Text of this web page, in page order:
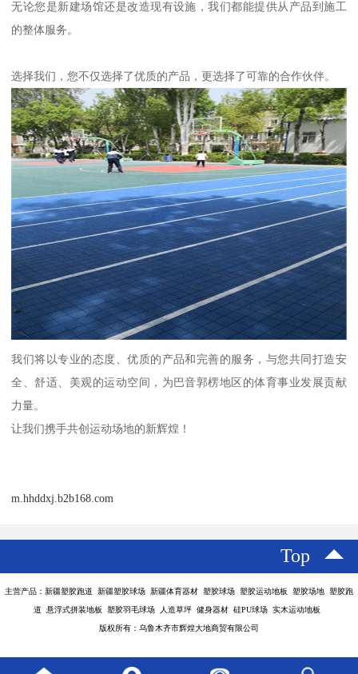
无论您是新建场馆还是改造现有设施，我们都能提供从产品到施工
的整体服务。
选择我们，您不仅选择了优质的产品，更选择了可靠的合作伙伴。
我们将以专业的态度、优质的产品和完善的服务，与您共同打造安
全、舒适、美观的运动空间，为巴音郭楞地区的体育事业发展贡献
力量。
让我们携手共创运动场地的新辉煌！
m.hhddxj.b2b168.com
Top
主营产品：新疆塑胶跑道 新疆塑胶球场 新疆体育器材 塑胶球场 塑胶运动地板 塑胶场地 塑胶跑
道 悬浮式拼装地板 塑胶羽毛球场 人造草坪 健身器材 硅PU球场 实木运动地板
版权所有：乌鲁木齐市辉煌大地商贸有限公司